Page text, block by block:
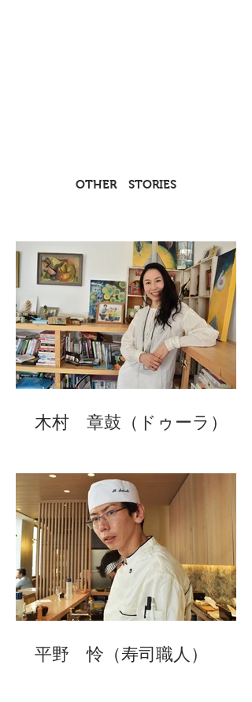
OTHER STORIES
木村 章鼓（ドゥーラ）
平野 怜（寿司職人）